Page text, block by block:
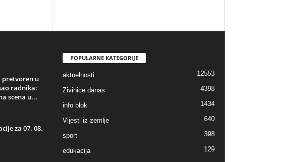
pretvoren u
radnika:
scena u...
za 07. 08.
POPULARNE KATEGORIJE
aktuelnosti 12553
Zivinice danas 4398
info blok 1434
Vijesti iz zemlje 640
sport 398
edukacija 129